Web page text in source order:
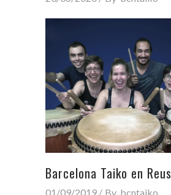
Barcelona Taiko en Reus
01/09/2019 By bcntaiko